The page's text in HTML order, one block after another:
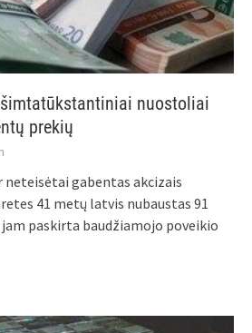
nuostoliai
prekių
neteisėtai gabentas akcizais
41 metų latvis nubaustas 91
paskirta baudžiamojo poveikio